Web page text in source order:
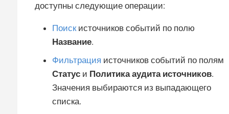
доступны следующие операции:
Поискисточников событий по полю
Название.
Фильтрация источников событий по полям
Статус и Политика аудита источников.
Значения выбираются из выпадающего
списка.